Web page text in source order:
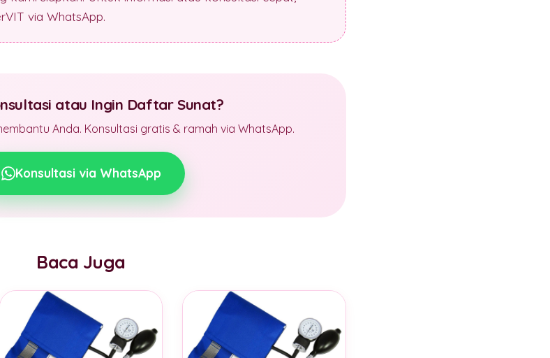
via WhatsApp.
atau Ingin Daftar Sunat?
Anda. Konsultasi gratis & ramah via WhatsApp.
Konsultasi via WhatsApp
Baca Juga